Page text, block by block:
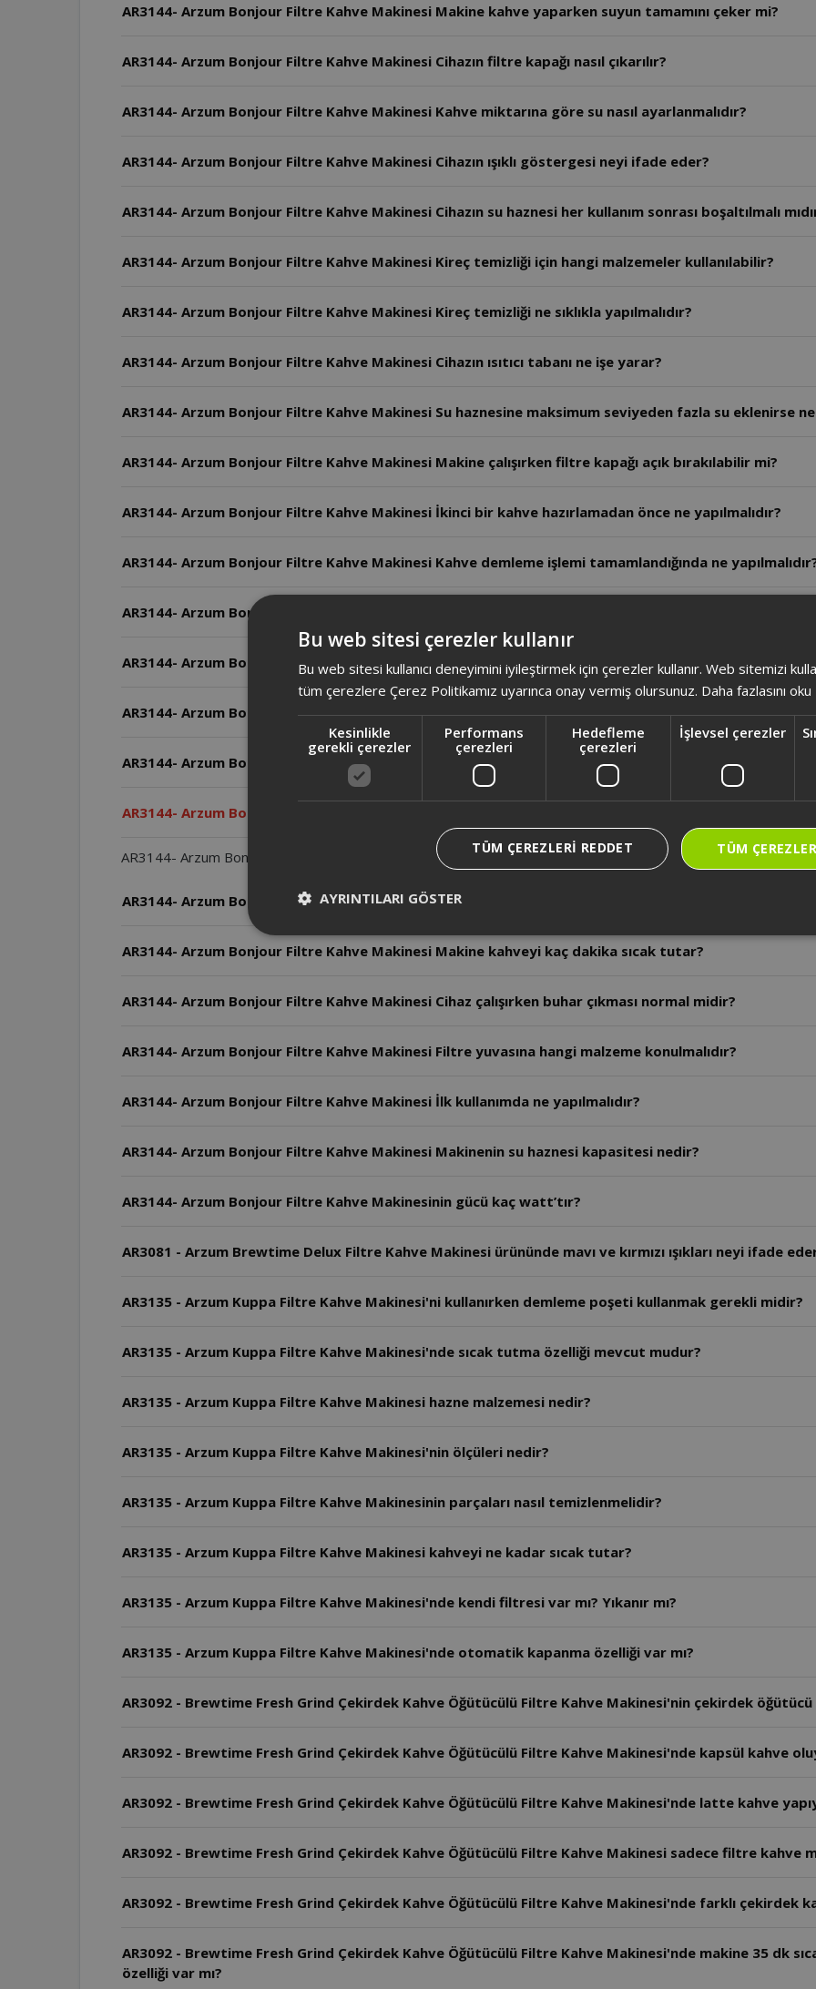
AR3144- Arzum Bonjour Filtre Kahve Makinesi Makine kahve yaparken suyun tamamını çeker mi?
AR3144- Arzum Bonjour Filtre Kahve Makinesi Cihazın filtre kapağı nasıl çıkarılır?
AR3144- Arzum Bonjour Filtre Kahve Makinesi Kahve miktarına göre su nasıl ayarlanmalıdır?
AR3144- Arzum Bonjour Filtre Kahve Makinesi Cihazın ışıklı göstergesi neyi ifade eder?
AR3144- Arzum Bonjour Filtre Kahve Makinesi Cihazın su haznesi her kullanım sonrası boşaltılmalı
AR3144- Arzum Bonjour Filtre Kahve Makinesi Kireç temizliği için hangi malzemeler kullanılabilir?
AR3144- Arzum Bonjour Filtre Kahve Makinesi Kireç temizliği ne sıklıkla yapılmalıdır?
AR3144- Arzum Bonjour Filtre Kahve Makinesi Cihazın ısıtıcı tabanı ne işe yarar?
AR3144- Arzum Bonjour Filtre Kahve Makinesi Su haznesine maksimum seviyeden fazla su eklenirse
AR3144- Arzum Bonjour Filtre Kahve Makinesi Makine çalışırken filtre kapağı açık bırakılabilir mi?
AR3144- Arzum Bonjour Filtre Kahve Makinesi İkinci bir kahve hazırlamadan önce ne yapılmalıdır?
AR3144- Arzum Bonjour Filtre Kahve Makinesi Kahve demleme işlemi tamamlandığında ne
AR3144- Arzum Bonjour Filtre Kahve Makinesi Cihaz ticari amaçla kullanılabilir mi?
AR3144- Arzum Bonjour Filtre Kahve Makinesi Cihaz hangi ortamlarda kullanılmamalıdır?
AR3144- Arzum Bonjour Filtre Kahve Makinesi Cam sürahi bulaşık makinesinde yıkanabilir mi?
AR3144- Arzum Bonjour Filtre Kahve Makinesi Bir fincan kahve için ne kadar kahve kullanılmalıdır?
AR3144- Arzum Bonjour Filtre Kahve Makinesi Cihaz susuz çalışırsa ne olur?
AR3144- Arzum Bonjour Filtre Kahve Makinesi Cihaz susuz çalıştığında termostat devreye girerek makineyi
AR3144- Arzum Bonjour Filtre Kahve Makinesi 40 dakika sonunda cihaz ne yapar?
AR3144- Arzum Bonjour Filtre Kahve Makinesi Makine kahveyi kaç dakika sıcak tutar?
AR3144- Arzum Bonjour Filtre Kahve Makinesi Cihaz çalışırken buhar çıkması normal midir?
AR3144- Arzum Bonjour Filtre Kahve Makinesi Filtre yuvasına hangi malzeme konulmalıdır?
AR3144- Arzum Bonjour Filtre Kahve Makinesi İlk kullanımda ne yapılmalıdır?
AR3144- Arzum Bonjour Filtre Kahve Makinesi Makinenin su haznesi kapasitesi nedir?
AR3144- Arzum Bonjour Filtre Kahve Makinesinin gücü kaç watt’tır?
AR3081 - Arzum Brewtime Delux Filtre Kahve Makinesi ürününde mavı ve kırmızı ışıkları neyi ifade
AR3135 - Arzum Kuppa Filtre Kahve Makinesi'ni kullanırken demleme poşeti kullanmak gerekli midir?
AR3135 - Arzum Kuppa Filtre Kahve Makinesi'nde sıcak tutma özelliği mevcut mudur?
AR3135 - Arzum Kuppa Filtre Kahve Makinesi hazne malzemesi nedir?
AR3135 - Arzum Kuppa Filtre Kahve Makinesi'nin ölçüleri nedir?
AR3135 - Arzum Kuppa Filtre Kahve Makinesinin parçaları nasıl temizlenmelidir?
AR3135 - Arzum Kuppa Filtre Kahve Makinesi kahveyi ne kadar sıcak tutar?
AR3135 - Arzum Kuppa Filtre Kahve Makinesi'nde kendi filtresi var mı? Yıkanır mı?
AR3135 - Arzum Kuppa Filtre Kahve Makinesi'nde otomatik kapanma özelliği var mı?
AR3092 - Brewtime Fresh Grind Çekirdek Kahve Öğütücülü Filtre Kahve Makinesi'nin çekirdek
AR3092 - Brewtime Fresh Grind Çekirdek Kahve Öğütücülü Filtre Kahve Makinesi'nde kapsül kahve
AR3092 - Brewtime Fresh Grind Çekirdek Kahve Öğütücülü Filtre Kahve Makinesi'nde latte kahve
AR3092 - Brewtime Fresh Grind Çekirdek Kahve Öğütücülü Filtre Kahve Makinesi sadece filtre kahve
AR3092 - Brewtime Fresh Grind Çekirdek Kahve Öğütücülü Filtre Kahve Makinesi'nde farklı çekirdek
AR3092 - Brewtime Fresh Grind Çekirdek Kahve Öğütücülü Filtre Kahve Makinesi'nde makine 35 dk
özelliği var mı?
Bu web sitesi çerezler kullanır
Bu web sitesi kullanıcı deneyimini iyileştirmek için çerezler kullanır. Web sitemizi
tüm çerezlere Çerez Politikamız uyarınca onay vermiş olursunuz. Daha fazlasını oku
Kesinlikle
gerekli çerezler
Performans
çerezleri
Hedefleme
çerezleri
İşlevsel çerezler
TÜM
TÜM ÇEREZLERI REDDET
AYRINTILARI GÖSTER